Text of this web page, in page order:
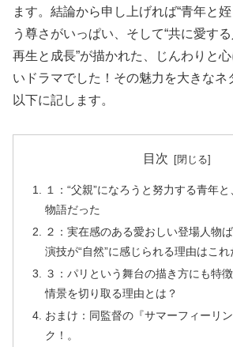
ます。結論から申し上げれば“青年と
う尊さがいっぱい、そして“共に愛す
再生と成長”が描かれた、じんわりと
いドラマでした！その魅力を大きなネ
以下に記します。
目次
１：“父親”になろうと努力する青年
物語だった
２：実在感のある愛おしい登場人物
演技が“自然”に感じられる理由はこれ
３：パリという舞台の描き方にも特
情景を切り取る理由とは？
おまけ：同監督の『サマーフィーリ
ク！。